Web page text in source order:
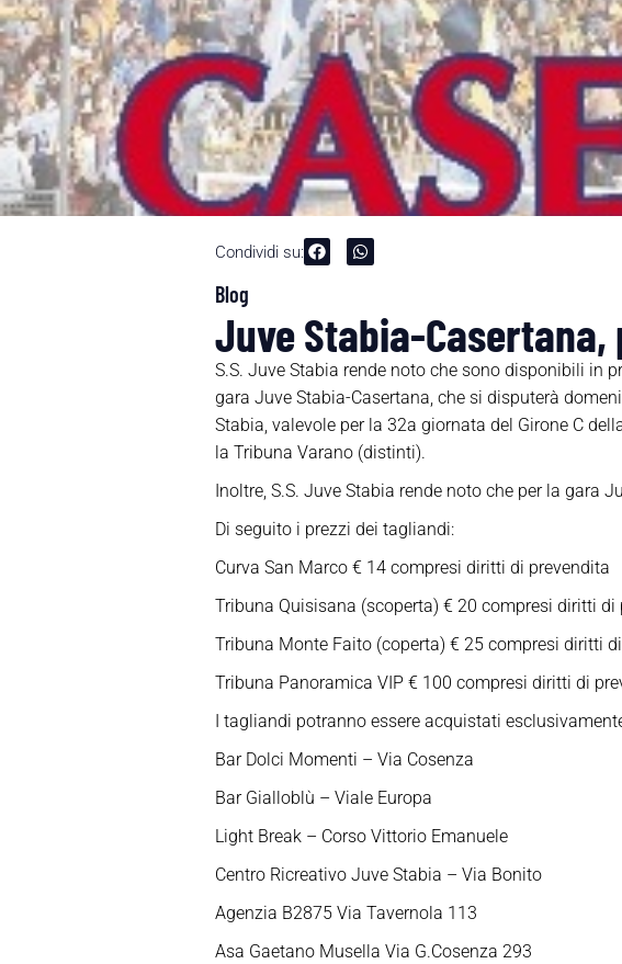
Condividi su:
Blog
Juve Stabia-
S.S. Juve Stabia rende noto che sono disponibili in
gara Juve Stabia-Casertana, che si disputerà
Stabia, valevole per la 32a giornata del Girone C
la Tribuna Varano (distinti).
Inoltre, S.S. Juve Stabia rende noto che per la gara
Di seguito i prezzi dei tagliandi:
Curva San Marco € 14 compresi diritti di prevendita
Tribuna Quisisana (scoperta) € 20 compresi diritti di
Tribuna Monte Faito (coperta) € 25 compresi diritti
Tribuna Panoramica VIP € 100 compresi diritti di
I tagliandi potranno essere acquistati
Bar Dolci Momenti – Via Cosenza
Bar Gialloblù – Viale Europa
Light Break – Corso Vittorio Emanuele
Centro Ricreativo Juve Stabia – Via Bonito
Agenzia B2875 Via Tavernola 113
Asa Gaetano Musella Via G.Cosenza 293